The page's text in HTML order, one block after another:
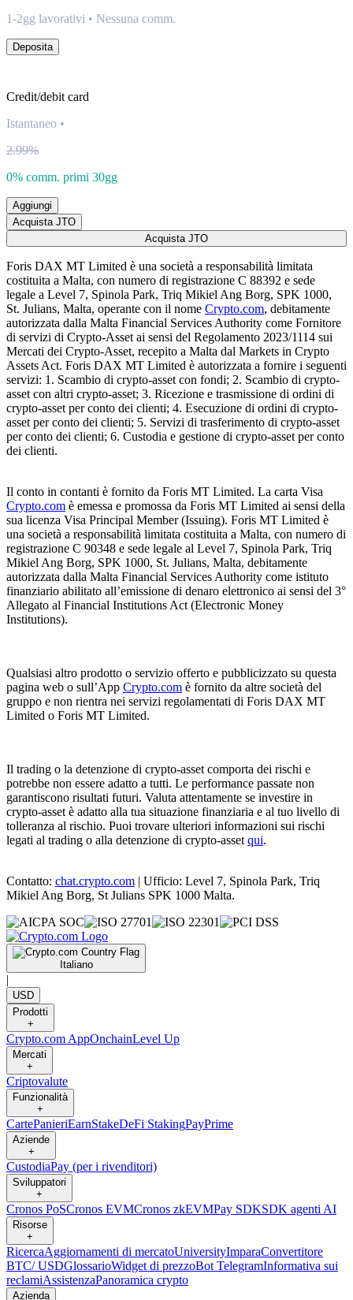
1-2gg lavorativi • Nessuna comm.
Deposita
Credit/debit card
Istantaneo •
2.99%
0% comm. primi 30gg
Aggiungi
Acquista JTO
Acquista JTO
Foris DAX MT Limited è una società a responsabilità limitata
costituita a Malta, con numero di registrazione C 88392 e sede
legale a Level 7, Spinola Park, Triq Mikiel Ang Borg, SPK 1000,
St. Julians, Malta, operante con il nome Crypto.com, debitamente
autorizzata dalla Malta Financial Services Authority come Fornitore
di servizi di Crypto-Asset ai sensi del Regolamento 2023/1114 sui
Mercati dei Crypto-Asset, recepito a Malta dal Markets in Crypto
Assets Act. Foris DAX MT Limited è autorizzata a fornire i seguenti
servizi: 1. Scambio di crypto-asset con fondi; 2. Scambio di crypto-
asset con altri crypto-asset; 3. Ricezione e trasmissione di ordini di
crypto-asset per conto dei clienti; 4. Esecuzione di ordini di crypto-
asset per conto dei clienti; 5. Servizi di trasferimento di crypto-asset
per conto dei clienti; 6. Custodia e gestione di crypto-asset per conto
dei clienti.
Il conto in contanti è fornito da Foris MT Limited. La carta Visa
Crypto.com è emessa e promossa da Foris MT Limited ai sensi della
sua licenza Visa Principal Member (Issuing). Foris MT Limited è
una società a responsabilità limitata costituita a Malta, con numero di
registrazione C 90348 e sede legale al Level 7, Spinola Park, Triq
Mikiel Ang Borg, SPK 1000, St. Julians, Malta, debitamente
autorizzata dalla Malta Financial Services Authority come istituto
finanziario abilitato all’emissione di denaro elettronico ai sensi del 3°
Allegato al Financial Institutions Act (Electronic Money
Institutions).
Qualsiasi altro prodotto o servizio offerto e pubblicizzato su questa
pagina web o sull’App Crypto.com è fornito da altre società del
gruppo e non rientra nei servizi regolamentati di Foris DAX MT
Limited o Foris MT Limited.
Il trading o la detenzione di crypto-asset comporta dei rischi e
potrebbe non essere adatto a tutti. Le performance passate non
garantiscono risultati futuri. Valuta attentamente se investire in
crypto-asset è adatto alla tua situazione finanziaria e al tuo livello di
tolleranza al rischio. Puoi trovare ulteriori informazioni sui rischi
legati al trading o alla detenzione di crypto-asset qui.
Contatto: chat.crypto.com | Ufficio: Level 7, Spinola Park, Triq
Mikiel Ang Borg, St Julians SPK 1000 Malta.
Italiano
|
USD
Prodotti
+
Crypto.com AppOnchainLevel Up
Mercati
+
Criptovalute
Funzionalità
+
CartePanieriEarnStakeDeFi StakingPayPrime
Aziende
+
CustodiaPay (per i rivenditori)
Sviluppatori
+
Cronos PoSCronos EVMCronos zkEVMPay SDKSDK agenti AI
Risorse
+
RicercaAggiornamenti di mercatoUniversityImparaConvertitore
BTC/ USDGlossarioWidget di prezzoBot TelegramInformativa sui
reclamiAssistenzaPanoramica crypto
Azienda